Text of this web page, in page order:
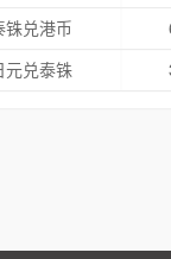
铢兑港币
元兑泰铢